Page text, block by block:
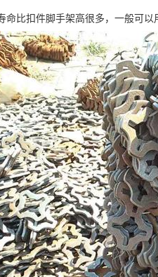
命比扣件脚手架高很多，一般可